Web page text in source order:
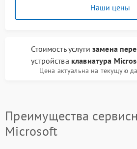
Наши цены
Стоимость услуги замена
устройства клавиатура
Цена актуальна на текущую
Преимущества
Microsoft